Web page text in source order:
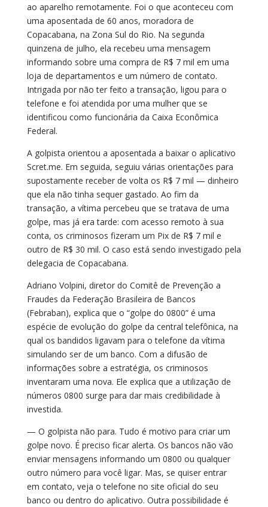
ao aparelho remotamente. Foi o que aconteceu com
uma aposentada de 60 anos, moradora de
Copacabana, na Zona Sul do Rio. Na segunda
quinzena de julho, ela recebeu uma mensagem
informando sobre uma compra de R$ 7 mil em uma
loja de departamentos e um número de contato.
Intrigada por não ter feito a transação, ligou para o
telefone e foi atendida por uma mulher que se
identificou como funcionária da Caixa Econômica
Federal.
A golpista orientou a aposentada a baixar o aplicativo
Scret.me. Em seguida, seguiu várias orientações para
supostamente receber de volta os R$ 7 mil — dinheiro
que ela não tinha sequer gastado. Ao fim da
transação, a vítima percebeu que se tratava de uma
golpe, mas já era tarde: com acesso remoto à sua
conta, os criminosos fizeram um Pix de R$ 7 mil e
outro de R$ 30 mil. O caso está sendo investigado pela
delegacia de Copacabana.
Adriano Volpini, diretor do Comitê de Prevenção a
Fraudes da Federação Brasileira de Bancos
(Febraban), explica que o “golpe do 0800” é uma
espécie de evolução do golpe da central telefônica, na
qual os bandidos ligavam para o telefone da vítima
simulando ser de um banco. Com a difusão de
informações sobre a estratégia, os criminosos
inventaram uma nova. Ele explica que a utilização de
números 0800 surge para dar mais credibilidade à
investida.
— O golpista não para. Tudo é motivo para criar um
golpe novo. É preciso ficar alerta. Os bancos não vão
enviar mensagens informando um 0800 ou qualquer
outro número para você ligar. Mas, se quiser entrar
em contato, veja o telefone no site oficial do seu
banco ou dentro do aplicativo. Outra possibilidade é